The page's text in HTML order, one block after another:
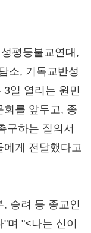
평등불교연대,
소, 기독교반성
일 열리는 원민
회를 앞두고, 종
구하는 질의서
에게 전달했다고
승려 등 종교인
며 "<나는 신이